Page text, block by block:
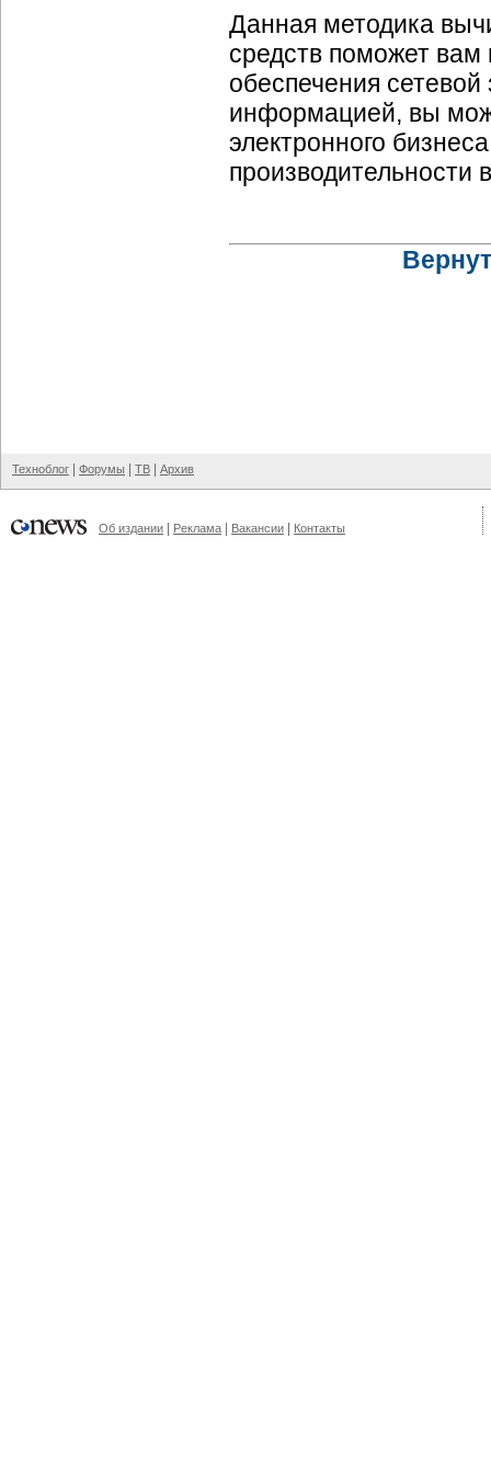
Данная методика
средств поможет
обеспечения
информацией, вы
электронного
производительности
Техноблог Форумы ТВ Архив
Об издании Реклама Вакансии Контакты